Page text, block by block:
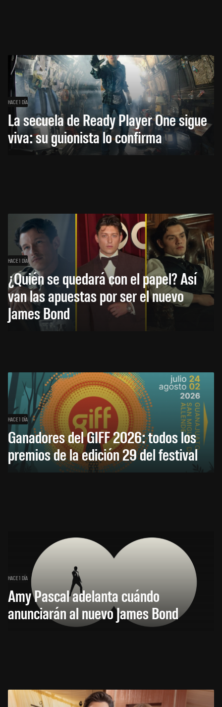
HACE 1 DÍA
La secuela de Ready Player One sigue
viva: su guionista lo confirma
HACE 1 DÍA
¿Quién se quedará con el papel? Así
van las apuestas por ser el nuevo
James Bond
HACE 1 DÍA
Ganadores del GIFF 2026: todos los
premios de la edición 29 del festival
HACE 1 DÍA
Amy Pascal adelanta cuándo
anunciarán al nuevo James Bond